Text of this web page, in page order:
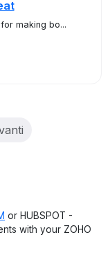
making bo...
or HUBSPOT -
with your ZOHO